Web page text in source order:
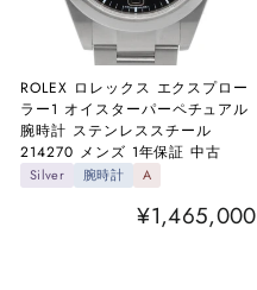
ROLEX ロレックス エクスプロー
ラー1 オイスターパーペチュアル
腕時計 ステンレススチール
214270 メンズ 1年保証 中古
Silver 腕時計 A
¥1,465,000